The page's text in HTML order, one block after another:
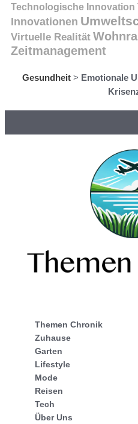
Technologische Innovation
Innovationen
Virtuelle Realität
Zeitmanagement
Gesundheit > Emotionale
Themen Chronik
Zuhause
Garten
Lifestyle
Mode
Reisen
Tech
Über Uns